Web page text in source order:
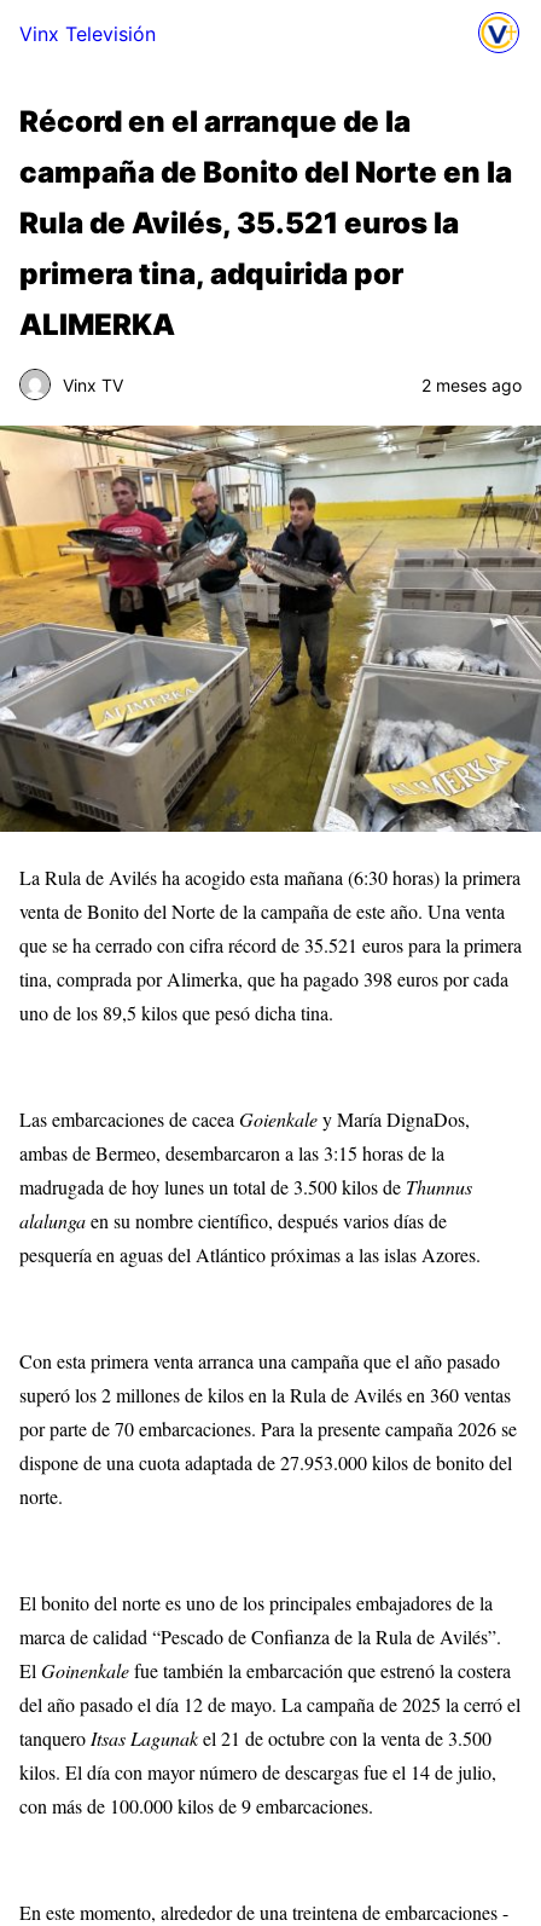
Vinx Televisión
Récord en el arranque de la
campaña de Bonito del Norte en la
Rula de Avilés, 35.521 euros la
primera tina, adquirida por
ALIMERKA
Vinx TV 2 meses ago
La Rula de Avilés ha acogido esta mañana (6:30 horas) la primera
venta de Bonito del Norte de la campaña de este año. Una venta
que se ha cerrado con cifra récord de 35.521 euros para la primera
tina, comprada por Alimerka, que ha pagado 398 euros por cada
uno de los 89,5 kilos que pesó dicha tina.
Las embarcaciones de cacea Goienkaley María DignaDos,
ambas de Bermeo, desembarcaron a las 3:15 horas de la
madrugada de hoy lunes un total de 3.500 kilos de Thunnus
alalungaen su nombre científico, después varios días de
pesquería en aguas del Atlántico próximas a las islas Azores.
Con esta primera venta arranca una campaña que el año pasado
superó los 2 millones de kilos en la Rula de Avilés en 360 ventas
por parte de 70 embarcaciones. Para la presente campaña 2026 se
dispone de una cuota adaptada de 27.953.000 kilos de bonito del
norte.
El bonito del norte es uno de los principales embajadores de la
marca de calidad “Pescado de Confianza de la Rula de Avilés”.
El Goinenkalefue también la embarcación que estrenó la costera
del año pasado el día 12 de mayo. La campaña de 2025 la cerró el
tanquero Itsas Lagunakel 21 de octubre con la venta de 3.500
kilos. El día con mayor número de descargas fue el 14 de julio,
con más de 100.000 kilos de 9 embarcaciones.
En este momento, alrededor de una treintena de embarcaciones -